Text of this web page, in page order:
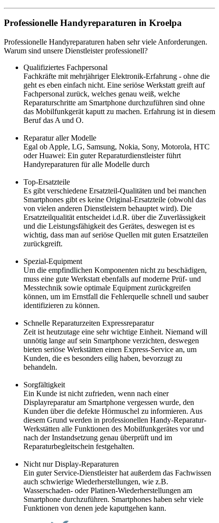
Professionelle Handyreparaturen in Kroelpa
Professionelle Handyreparaturen haben sehr viele Anforderungen.
Warum sind unsere Dienstleister professionell?
Qualifiziertes Fachpersonal
Fachkräfte mit mehrjähriger Elektronik-Erfahrung - ohne die
geht es eben einfach nicht. Eine seriöse Werkstatt greift auf
Fachpersonal zurück, welches genau weiß, welche
Reparaturschritte am Smartphone durchzuführen sind ohne
das Mobilfunkgerät kaputt zu machen. Erfahrung ist in diesem
Beruf das A und O.
Reparatur aller Modelle
Egal ob Apple, LG, Samsung, Nokia, Sony, Motorola, HTC
oder Huawei: Ein guter Reparaturdienstleister führt
Handyreparaturen für alle Modelle durch
Top-Ersatzteile
Es gibt verschiedene Ersatzteil-Qualitäten und bei manchen
Smartphones gibt es keine Original-Ersatzteile (obwohl das
von vielen anderen Dienstleistern behauptet wird). Die
Ersatzteilqualität entscheidet i.d.R. über die Zuverlässigkeit
und die Leistungsfähigkeit des Gerätes, deswegen ist es
wichtig, dass man auf seriöse Quellen mit guten Ersatzteilen
zurückgreift.
Spezial-Equipment
Um die empfindlichen Komponenten nicht zu beschädigen,
muss eine gute Werkstatt ebenfalls auf moderne Prüf- und
Messtechnik sowie optimale Equipment zurückgreifen
können, um im Ernstfall die Fehlerquelle schnell und sauber
identifizieren zu können.
Schnelle Reparaturzeiten Expressreparatur
Zeit ist heutzutage eine sehr wichtige Einheit. Niemand will
unnötig lange auf sein Smartphone verzichten, deswegen
bieten seriöse Werkstätten einen Express-Service an, um
Kunden, die es besonders eilig haben, bevorzugt zu
behandeln.
Sorgfältigkeit
Ein Kunde ist nicht zufrieden, wenn nach einer
Displayreparatur am Smartphone vergessen wurde, den
Kunden über die defekte Hörmuschel zu informieren. Aus
diesem Grund werden in professionellen Handy-Reparatur-
Werkstätten alle Funktionen des Mobilfunkgerätes vor und
nach der Instandsetzung genau überprüft und im
Reparaturbegleitschein festgehalten.
Nicht nur Display-Reparaturen
Ein guter Service-Dienstleister hat außerdem das Fachwissen
auch schwierige Wiederherstellungen, wie z.B.
Wasserschaden- oder Platinen-Wiederherstellungen am
Smartphone durchzuführen. Smartphones haben sehr viele
Funktionen von denen jede kaputtgehen kann.